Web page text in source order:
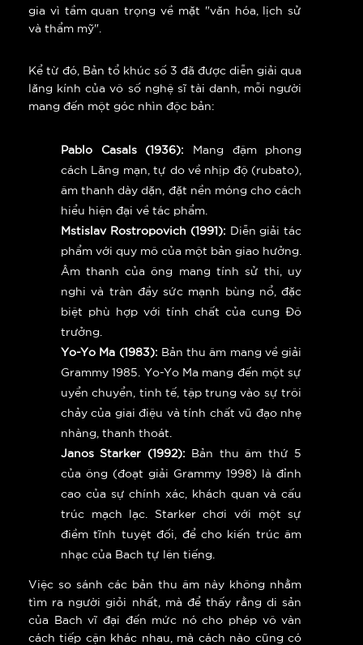
gia vì tầm quan trọng về mặt "văn hóa, lịch sử
và thẩm mỹ".
Kể từ đó, Bản tổ khúc số 3 đã được diễn giải qua
lăng kính của vô số nghệ sĩ tài danh, mỗi người
mang đến một góc nhìn độc bản:
Pablo Casals (1936): Mang đậm phong
cách Lãng mạn, tự do về nhịp độ (rubato),
âm thanh dày dặn, đặt nền móng cho cách
hiểu hiện đại về tác phẩm.
Mstislav Rostropovich (1991): Diễn giải tác
phẩm với quy mô của một bản giao hưởng.
Âm thanh của ông mang tính sử thi, uy
nghi và tràn đầy sức mạnh bùng nổ, đặc
biệt phù hợp với tính chất của cung Đô
trưởng.
Yo-Yo Ma (1983): Bản thu âm mang về giải
Grammy 1985. Yo-Yo Ma mang đến một sự
uyển chuyển, tinh tế, tập trung vào sự trôi
chảy của giai điệu và tính chất vũ đạo nhẹ
nhàng, thanh thoát.
Janos Starker (1992): Bản thu âm thứ 5
của ông (đoạt giải Grammy 1998) là đỉnh
cao của sự chính xác, khách quan và cấu
trúc mạch lạc. Starker chơi với một sự
điềm tĩnh tuyệt đối, để cho kiến trúc âm
nhạc của Bach tự lên tiếng.
Việc so sánh các bản thu âm này không nhằm
tìm ra người giỏi nhất, mà để thấy rằng di sản
của Bach vĩ đại đến mức nó cho phép vô vàn
cách tiếp cận khác nhau, mà cách nào cũng có